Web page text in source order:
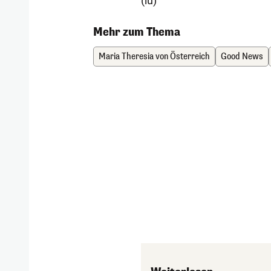
Mehr zum Thema
Maria Theresia von Österreich Good News